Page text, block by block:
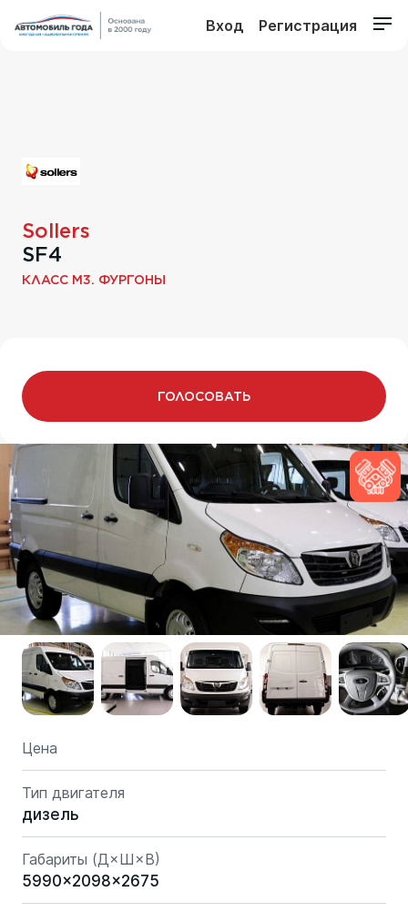
Вход Регистрация
Sollers
SF4
КЛАСС M3. ФУРГОНЫ
Цена
Тип двигателя
дизель
Габариты (Д×Ш×В)
5990x2098x2675
ГОЛОСОВАТЬ